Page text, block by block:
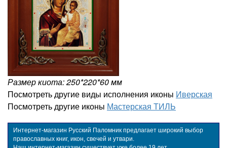
Размер киота: 250*220*60 мм
Посмотреть другие виды исполнения иконы Иверская
Посмотреть другие иконы Мастерская ТИЛЬ
Интернет-магазин Русский Паломник предлагает широкий выбор
православных книг, икон, свечей и утвари.